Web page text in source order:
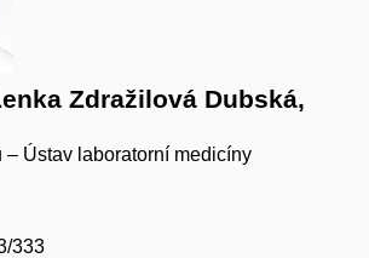
Zdražilová Dubská,
– Ústav laboratorní medicíny
333